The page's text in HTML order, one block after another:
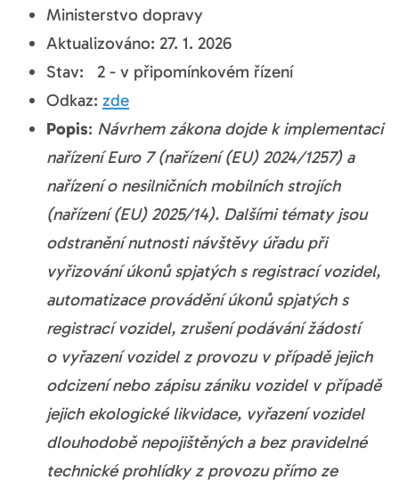
Ministerstvo dopravy
Aktualizováno: 27. 1. 2026
Stav: 2 - v připomínkovém řízení
Odkaz: zde
Popis: Návrhem zákona dojde k implementaci
nařízení Euro 7 (nařízení (EU) 2024/1257) a
nařízení o nesilničních mobilních strojích
(nařízení (EU) 2025/14). Dalšími tématy jsou
odstranění nutnosti návštěvy úřadu při
vyřizování úkonů spjatých s registrací vozidel,
automatizace provádění úkonů spjatých s
registrací vozidel, zrušení podávání žádostí
o vyřazení vozidel z provozu v případě jejich
odcizení nebo zápisu zániku vozidel v případě
jejich ekologické likvidace, vyřazení vozidel
dlouhodobě nepojištěných a bez pravidelné
technické prohlídky z provozu přímo ze